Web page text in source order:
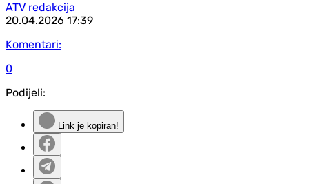
ATV redakcija
20.04.2026 17:39
Komentari:
0
Podijeli:
Link je kopiran!